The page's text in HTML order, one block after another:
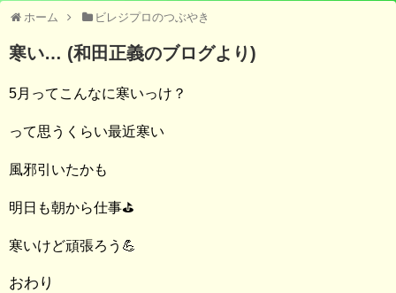
ホーム ビレジプロのつぶやき
寒い… (和田正義のブログより)
5月ってこんなに寒いっけ？
って思うくらい最近寒い
風邪引いたかも
明日も朝から仕事⛳️
寒いけど頑張ろう💪
おわり